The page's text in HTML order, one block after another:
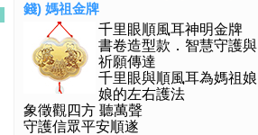
錢) 媽祖金牌
千里眼順風耳神明金牌
書卷造型款．智慧守護與
祈願傳達
千里眼與順風耳為媽祖娘
娘的左右護法
象徵觀四方 聽萬聲
守護信眾平安順遂